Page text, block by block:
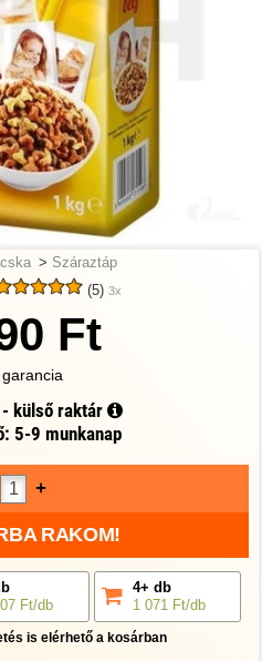
> Száraztáp
(5) 3x
Ft
külső raktár
5-9 munkanap
+
RAKOM!
Ft/db
4+ db
1 071 Ft/db
is elérhető a kosárban